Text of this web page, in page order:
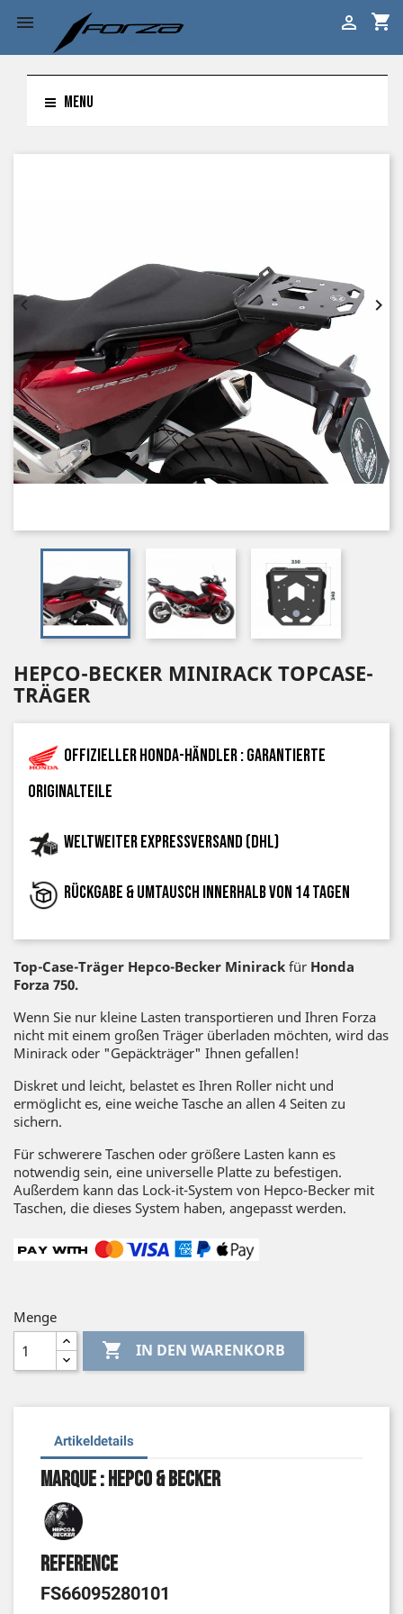
 shopping_cart

MENU
 
HEPCO-BECKER MINIRACK TOPCASE-
TRÄGER
Offizieller Honda-Händler : garantierte
Originalteile
Weltweiter Expressversand (DHL)
Rückgabe & Umtausch innerhalb von 14 Tagen
Top-Case-Träger Hepco-Becker Minirack für Honda
Forza 750.
Wenn Sie nur kleine Lasten transportieren und Ihren Forza
nicht mit einem großen Träger überladen möchten, wird das
Minirack oder "Gepäckträger" Ihnen gefallen!
Diskret und leicht, belastet es Ihren Roller nicht und
ermöglicht es, eine weiche Tasche an allen 4 Seiten zu
sichern.
Für schwerere Taschen oder größere Lasten kann es
notwendig sein, eine universelle Platte zu befestigen.
Außerdem kann das Lock-it-System von Hepco-Becker mit
Taschen, die dieses System haben, angepasst werden.
Menge
 IN DEN WARENKORB
Artikeldetails
Marque : Hepco & Becker
Reference
FS66095280101